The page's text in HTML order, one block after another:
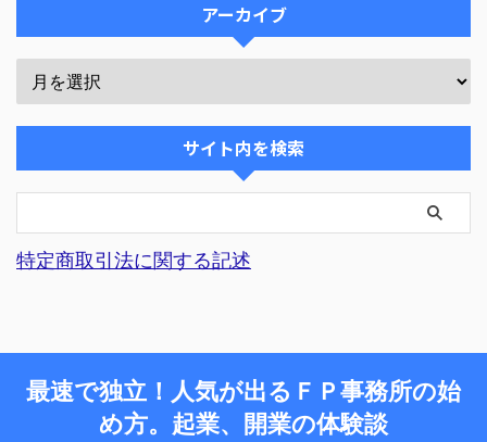
アーカイブ
サイト内を検索
特定商取引法に関する記述
最速で独立！人気が出るＦＰ事務所の始
め方。起業、開業の体験談